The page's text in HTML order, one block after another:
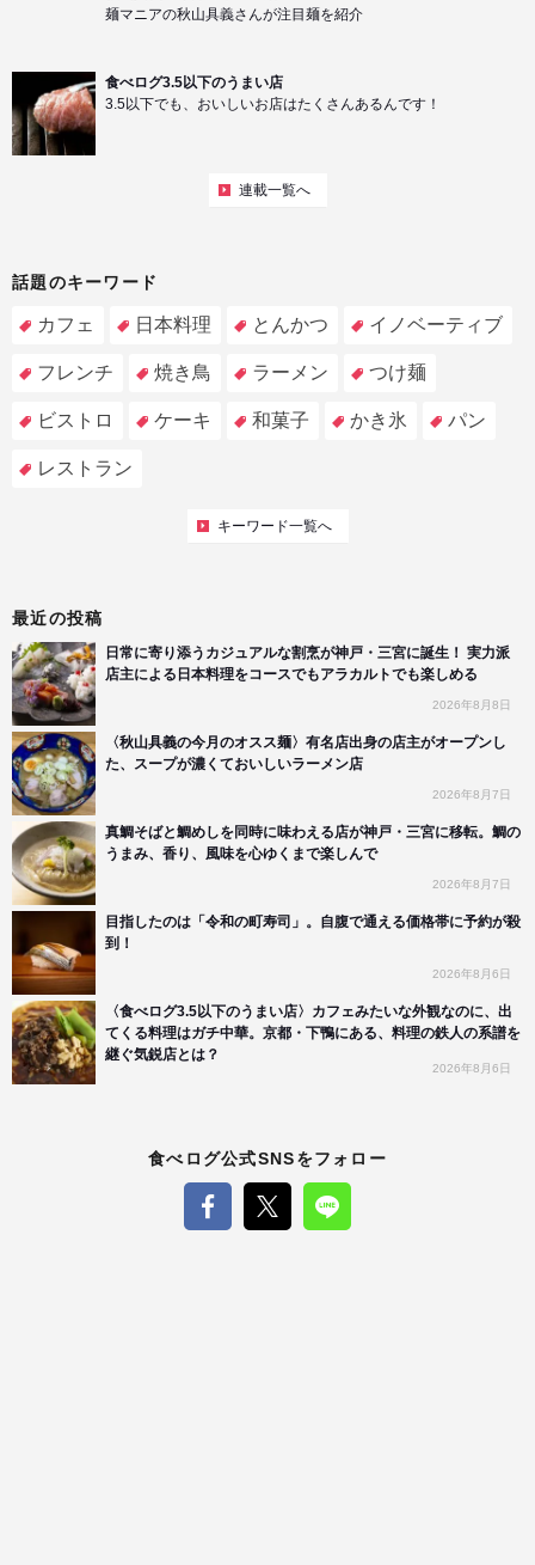
麺マニアの秋山具義さんが注目麺を紹介
食べログ3.5以下のうまい店
3.5以下でも、おいしいお店はたくさんあるんです！
連載一覧へ
話題のキーワード
カフェ 日本料理 とんかつ イノベーティブ
フレンチ 焼き鳥 ラーメン つけ麺
ビストロ ケーキ 和菓子 かき氷 パン
レストラン
キーワード一覧へ
最近の投稿
日常に寄り添うカジュアルな割烹が神戸・三宮に誕生！ 実力派
店主による日本料理をコースでもアラカルトでも楽しめる
2026年8月8日
〈秋山具義の今月のオスス麺〉有名店出身の店主がオープンし
た、スープが濃くておいしいラーメン店
2026年8月7日
真鯛そばと鯛めしを同時に味わえる店が神戸・三宮に移転。鯛の
うまみ、香り、風味を心ゆくまで楽しんで
2026年8月7日
目指したのは「令和の町寿司」。自腹で通える価格帯に予約が殺
到！
2026年8月6日
〈食べログ3.5以下のうまい店〉カフェみたいな外観なのに、出
てくる料理はガチ中華。京都・下鴨にある、料理の鉄人の系譜を
継ぐ気鋭店とは？
2026年8月6日
食べログ公式SNSをフォロー